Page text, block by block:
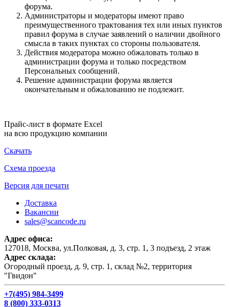
форума.
Администраторы и модераторы имеют право
преимущественного трактования тех или иных пунктов
правил форума в случае заявлений о наличии двойного
смысла в таких пунктах со стороны пользователя.
Действия модератора можно обжаловать только в
администрации форума и только посредством
Персональных сообщений.
Решение администрации форума является
окончательным и обжалованию не подлежит.
Прайс-лист в формате Excel
на всю продукцию компании
Скачать
Схема проезда
Версия для печати
Доставка
Вакансии
sales@scancode.ru
Адрес офиса:
127018, Москва, ул.Полковая, д. 3, стр. 1, 3 подъезд, 2 этаж
Адрес склада:
Огородный проезд, д. 9, стр. 1, склад №2, территория
"Гвидон"
+7(495) 984-3499
8 (800) 333-0313